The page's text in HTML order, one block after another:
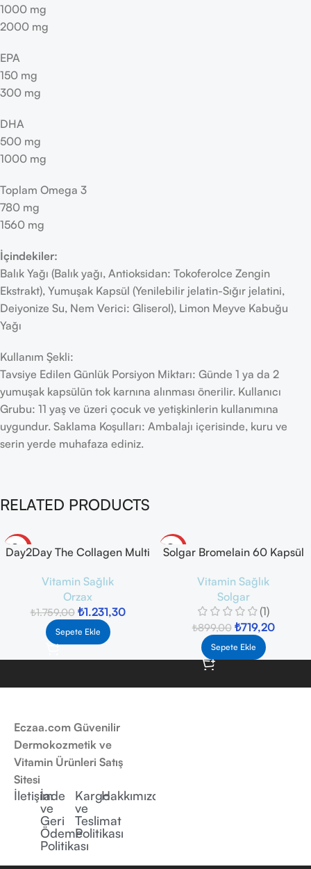
1000 mg
2000 mg
EPA
150 mg
300 mg
DHA
500 mg
1000 mg
Toplam Omega 3
780 mg
1560 mg
İçindekiler:
Balık Yağı (Balık yağı, Antioksidan: Tokoferolce Zengin
Ekstrakt), Yumuşak Kapsül (Yenilebilir jelatin-Sığır jelatini,
Deiyonize Su, Nem Verici: Gliserol), Limon Meyve Kabuğu
Yağı
Kullanım Şekli:
Tavsiye Edilen Günlük Porsiyon Miktarı: Günde 1 ya da 2
yumuşak kapsülün tok karnına alınması önerilir. Kullanıcı
Grubu: 11 yaş ve üzeri çocuk ve yetişkinlerin kullanımına
uygundur. Saklama Koşulları: Ambalajı içerisinde, kuru ve
serin yerde muhafaza ediniz.
RELATED PRODUCTS
-30%
Day2Day The Collagen Multi
Vitamin Sağlık
Orzax
₺1.759,00 ₺1.231,30
Sepete Ekle
-20%
Solgar Bromelain 60 Kapsül
Vitamin Sağlık
Solgar
(1)
₺899,00 ₺719,20
Sepete Ekle
Eczaa.com Güvenilir
Dermokozmetik ve
Vitamin Ürünleri Satış
Sitesi
İletişimİade
ve
Geri
Ödeme
Politikası
Kargo
ve
Teslimat
Politikası
Hakkımızda